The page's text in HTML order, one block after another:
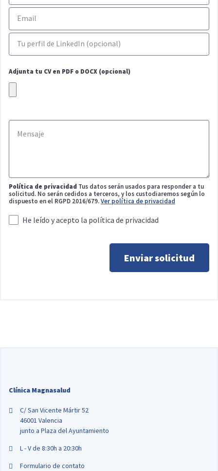
Adjunta tu CV en PDF o DOCX (opcional)
Política de privacidad Tus datos serán usados para responder a tu
solicitud. No serán cedidos a terceros, y los custodiaremos según lo
dispuesto en el RGPD 2016/679.Ver política de privacidad
He leído y acepto la política de privacidad
Enviar solicitud
Clínica Magnasalud
C/ San Vicente Mártir 52
46001 Valencia
junto a Plaza del Ayuntamiento
L - V de 8:30h a 20:30h
Formulario de contato